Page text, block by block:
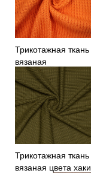
Трикотажная ткань
вязаная
апельсинового
цвета
Трикотажная ткань
вязаная цвета хаки